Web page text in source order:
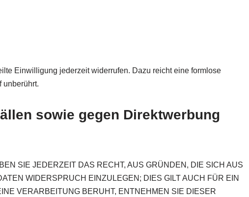
Einwilligung jederzeit widerrufen. Dazu reicht eine formlose
unberührt.
sowie gegen Direktwerbung
SIE JEDERZEIT DAS RECHT, AUS GRÜNDEN, DIE SICH AUS
WIDERSPRUCH EINZULEGEN; DIES GILT AUCH FÜR EIN
VERARBEITUNG BERUHT, ENTNEHMEN SIE DIESER